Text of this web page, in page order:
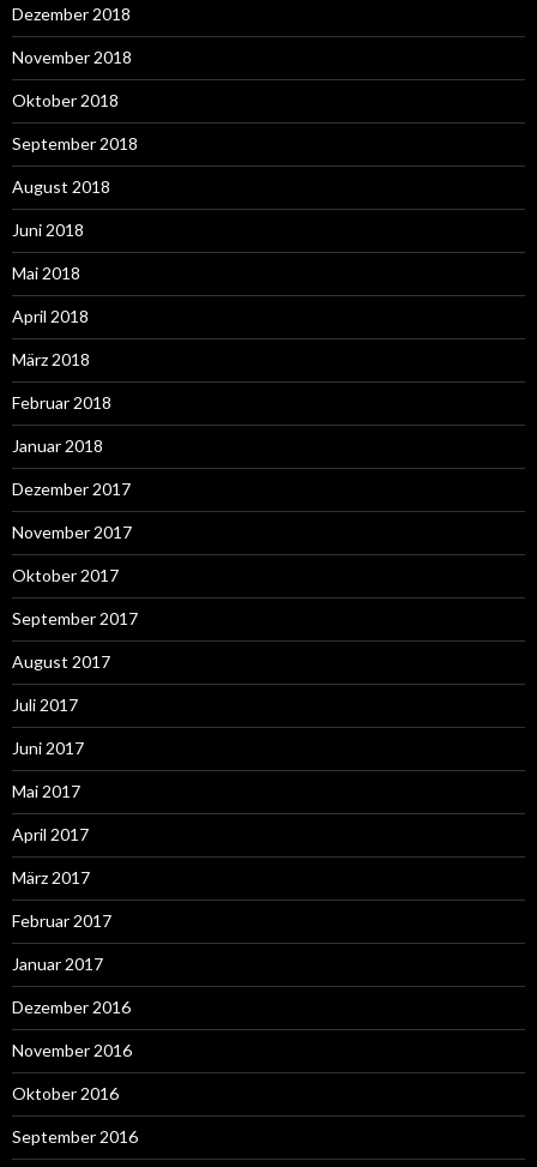
Dezember 2018
November 2018
Oktober 2018
September 2018
August 2018
Juni 2018
Mai 2018
April 2018
März 2018
Februar 2018
Januar 2018
Dezember 2017
November 2017
Oktober 2017
September 2017
August 2017
Juli 2017
Juni 2017
Mai 2017
April 2017
März 2017
Februar 2017
Januar 2017
Dezember 2016
November 2016
Oktober 2016
September 2016